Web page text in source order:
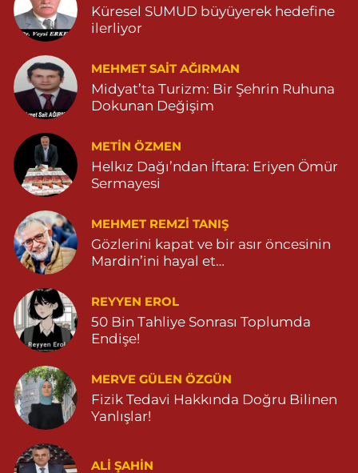
BAHÇEBAŞI MAHALLESİ HANSEHATUN CADDE NO:120 C
04825911015
Şahin Eczanesi
KAPLAN MAHALLESİ MARDİN CADDESİ NO:25 C 05551514905
0 (555) 151 49 05
Özdemir Eczanesi
YENİ MAHALLE 3086 SOKAK NO:4 3 04825413121
0 (482) 541 31 21 Yol Tarifi Al
Küresel SUMUD büyüyerek hedefine
ilerliyor
MEHMET SAIT AĞIRMAN
Midyat’ta Turizm: Bir Şehrin Ruhuna
Dokunan Değişim
METIN ÖZMEN
Helkız Dağı’ndan İftara: Eriyen Ömür
Sermayesi
MEHMET REMZI TANIŞ
Gözlerini kapat ve bir asır öncesinin
Mardin’ini hayal et…
REYYEN EROL
50 Bin Tahliye Sonrası Toplumda
Endişe!
MERVE GÜLEN ÖZGÜN
Fizik Tedavi Hakkında Doğru Bilinen
Yanlışlar!
ALI ŞAHİN